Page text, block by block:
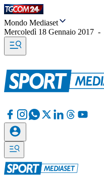
Mondo Mediaset
Mercoledì 18 Gennaio 2017 -